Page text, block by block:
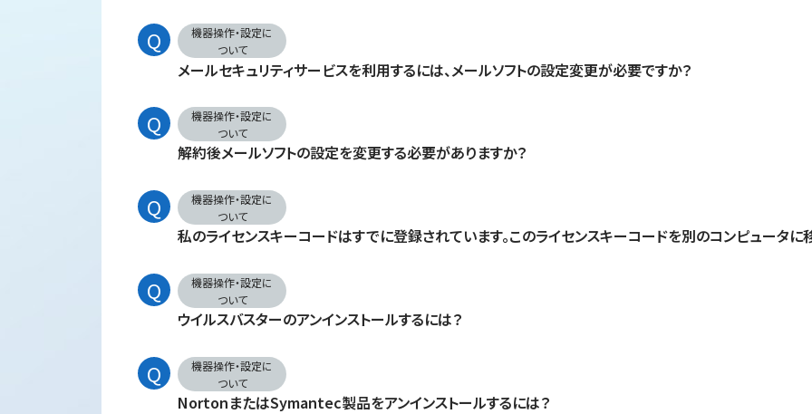
機器操作・設定に
ついて
メールセキュリティサービスを利用するには、メールソフトの設定変更が必要ですか？
機器操作・設定に
ついて
解約後メールソフトの設定を変更する必要がありますか？
機器操作・設定に
ついて
私のライセンスキーコードはすでに登録されています。このライセンスキーコードを別のコンピュータに
機器操作・設定に
ついて
ウイルスバスターのアンインストールするには？
機器操作・設定に
ついて
NortonまたはSymantec製品をアンインストールするには？